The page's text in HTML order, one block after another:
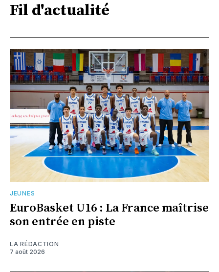
Fil d'actualité
JEUNES
EuroBasket U16 : La France maîtrise
son entrée en piste
LA RÉDACTION
7 août 2026